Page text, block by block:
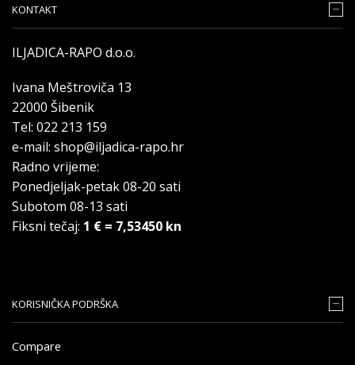
KONTAKT
ILJADICA-RAPO d.o.o.
Ivana Meštroviča 13
22000 Šibenik
Tel: 022 213 159
e-mail: shop@iljadica-rapo.hr
Radno vrijeme:
Ponedjeljak-petak 08-20 sati
Subotom 08-13 sati
Fiksni tečaj: 1 € = 7,53450 kn
KORISNIČKA PODRŠKA
Compare